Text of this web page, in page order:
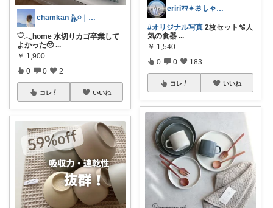
chamkan 𓃱𓈒𓏸｜1歳mam
𓎩𓂃home 水切りカゴ卒業して
よかった🥹 ...
￥ 1,900
0 0 2
コレ いいね
eririﾏﾏ✴︎おしゃれ雑貨×子供×服
#オリジナル写真 2枚セット🫧人
気の食器 ...
￥ 1,540
0 0 183
コレ いいね